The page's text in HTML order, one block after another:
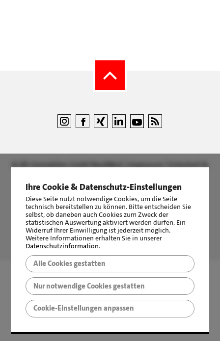
©LBS Immobilien GmbH NordWest|Impressum|Sicherheit &
LBS Immobilien GmbH NordWesthat4,87von5Sternen
|2511Bewertungen auf ProvenExpert.com
Ihre Cookie & Datenschutz-Einstellungen
Diese Seite nutzt notwendige Cookies, um die Seite
technisch bereitstellen zu können. Bitte entscheiden Sie
selbst, ob daneben auch Cookies zum Zweck der
statistischen Auswertung aktiviert werden dürfen. Ein
Widerruf Ihrer Einwilligung ist jederzeit möglich.
Weitere Informationen erhalten Sie in unserer
Datenschutzinformation.
Alle Cookies gestatten
Nur notwendige Cookies gestatten
Cookie-Einstellungen anpassen